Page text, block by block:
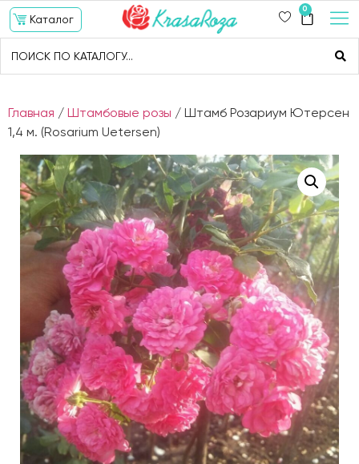
Каталог
0
Главная / Штамбовые розы / Штамб Розариум Ютерсен
1,4 м. (Rosarium Uetersen)